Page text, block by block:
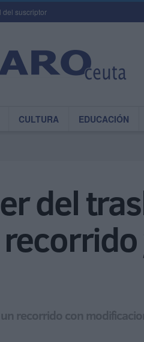
del suscriptor
CULTURA EDUCACIÓN
del
recorrido con